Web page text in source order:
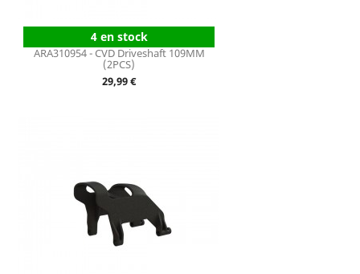
4 en stock
ARA310954 - CVD Driveshaft 109MM
(2PCS)
Prix
29,99 €